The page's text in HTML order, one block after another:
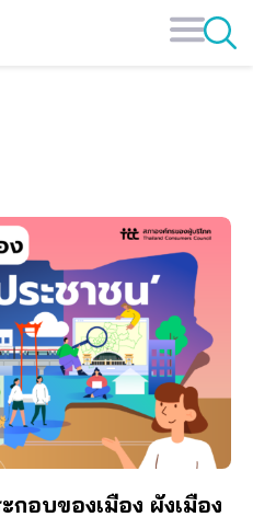
กอบของเมือง ผังเมือง